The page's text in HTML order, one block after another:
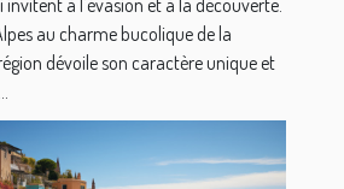
au charme bucolique de la
dévoile son caractère unique et